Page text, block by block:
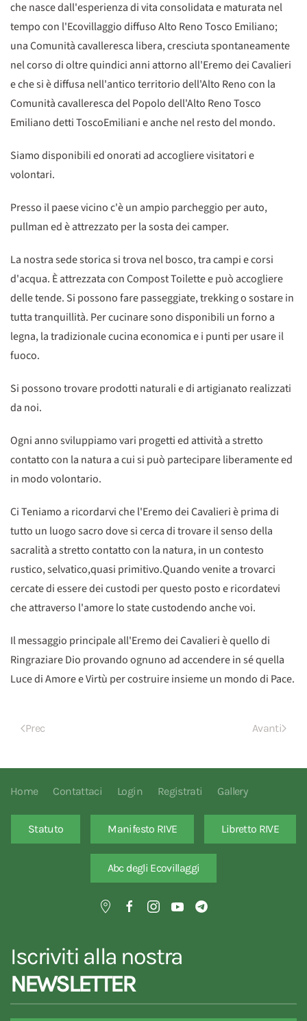
che nasce dall'esperienza di vita consolidata e maturata nel
tempo con l'Ecovillaggio diffuso Alto Reno Tosco Emiliano;
una Comunità cavalleresca libera, cresciuta spontaneamente
nel corso di oltre quindici anni attorno all'Eremo dei Cavalieri
e che si è diffusa nell'antico territorio dell'Alto Reno con la
Comunità cavalleresca del Popolo dell'Alto Reno Tosco
Emiliano detti ToscoEmiliani e anche nel resto del mondo.
Siamo disponibili ed onorati ad accogliere visitatori e
volontari.
Presso il paese vicino c'è un ampio parcheggio per auto,
pullman ed è attrezzato per la sosta dei camper.
La nostra sede storica si trova nel bosco, tra campi e corsi
d'acqua. È attrezzata con Compost Toilette e può accogliere
delle tende. Si possono fare passeggiate, trekking o sostare in
tutta tranquillità. Per cucinare sono disponibili un forno a
legna, la tradizionale cucina economica e i punti per usare il
fuoco.
Si possono trovare prodotti naturali e di artigianato realizzati
da noi.
Ogni anno sviluppiamo vari progetti ed attività a stretto
contatto con la natura a cui si può partecipare liberamente ed
in modo volontario.
Ci Teniamo a ricordarvi che l'Eremo dei Cavalieri è prima di
tutto un luogo sacro dove si cerca di trovare il senso della
sacralità a stretto contatto con la natura, in un contesto
rustico, selvatico,quasi primitivo.Quando venite a trovarci
cercate di essere dei custodi per questo posto e ricordatevi
che attraverso l'amore lo state custodendo anche voi.
Il messaggio principale all'Eremo dei Cavalieri è quello di
Ringraziare Dio provando ognuno ad accendere in sé quella
Luce di Amore e Virtù per costruire insieme un mondo di Pace.
Prec Avanti
Home Contattaci Login Registrati Gallery
Statuto Manifesto RIVE Libretto RIVE
Abc degli Ecovillaggi
Iscriviti alla nostra
NEWSLETTER